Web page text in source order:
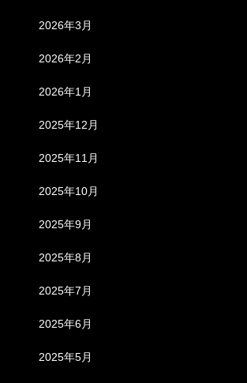
2026年3月
2026年2月
2026年1月
2025年12月
2025年11月
2025年10月
2025年9月
2025年8月
2025年7月
2025年6月
2025年5月